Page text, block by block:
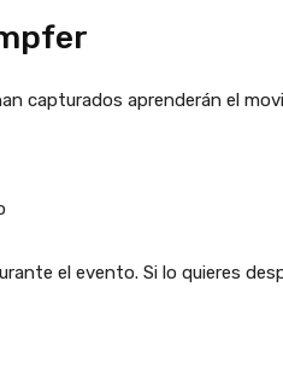
capturados aprenderán el
el evento. Si lo quieres